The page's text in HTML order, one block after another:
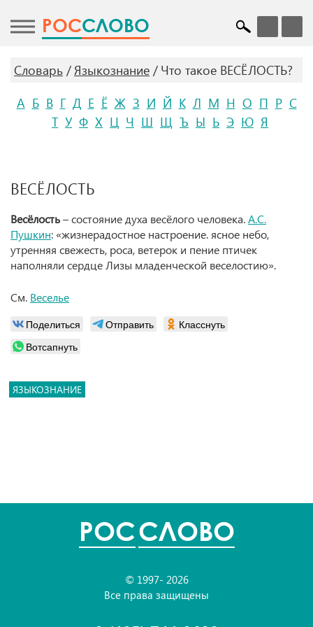
POCСЛОВО
Словарь Языкознание
Что такое ВЕСЁЛОСТЬ?
А Б В Г Д Е Ё Ж З И Й К Л М Н О П Р С
Т У Ф Х Ц Ч Ш Щ Ъ Ы Ь Э Ю Я
ВЕСЁЛОСТЬ
Весёлость– состояние духа весёлого человека.А.С.
Пушкин: «жизнерадостное настроение. ясное небо,
утренняя свежесть, роса, ветерок и пение птичек
наполняли сердце Лизы младенческой веселостию».
См. Веселье
Поделиться Отправить
Класснуть
Вотсапнуть
ЯЗЫКОЗНАНИЕ
POCСЛОВО
© 1997- 2026
Все права защищены